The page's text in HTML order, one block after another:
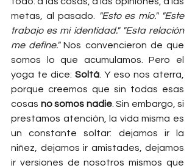
metas, al pasado.
"Esto es mío." "Este
trabajo es mi identidad." "Esta relación
me define." Nos convencieron de que
somos lo que acumulamos. Pero el
yoga te dice: Soltá . Y eso nos aterra,
porque creemos que sin todas esas
cosas no somos nadie. Sin embargo, si
prestamos atención, la vida misma es
un constante soltar: dejamos ir la
niñez, dejamos ir amistades, dejamos
ir versiones de nosotros mismos que